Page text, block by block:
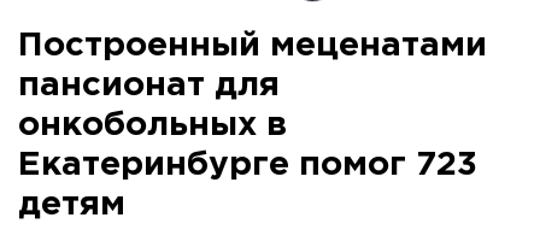
Построенный меценатами
пансионат для
онкобольных в
Екатеринбурге помог 723
детям